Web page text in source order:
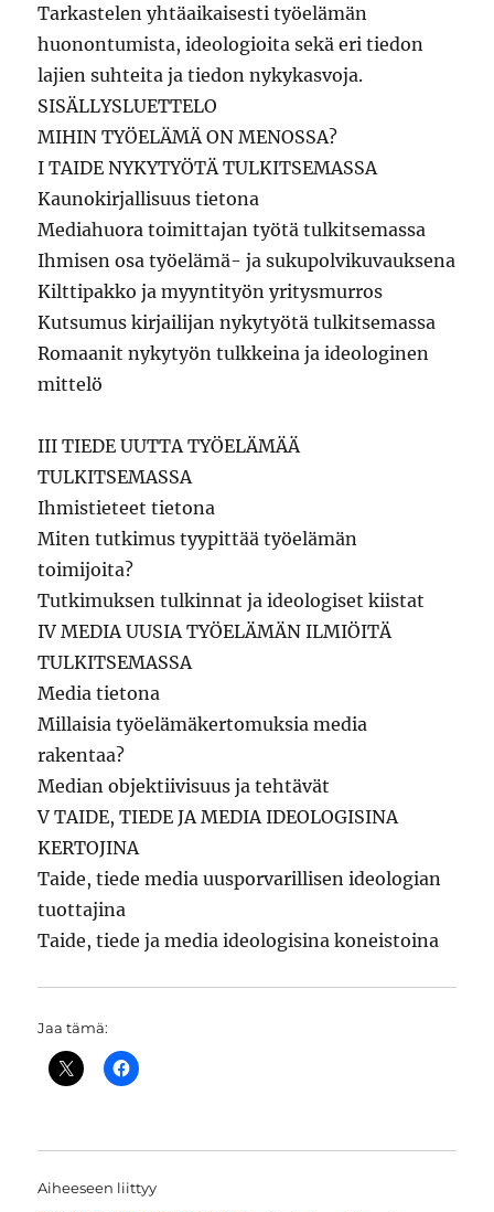
Tarkastelen yhtäaikaisesti työelämän
huonontumista, ideologioita sekä eri tiedon
lajien suhteita ja tiedon nykykasvoja.
SISÄLLYSLUETTELO
MIHIN TYÖELÄMÄ ON MENOSSA?
I TAIDE NYKYTYÖTÄ TULKITSEMASSA
Kaunokirjallisuus tietona
Mediahuora toimittajan työtä tulkitsemassa
Ihmisen osa työelämä- ja sukupolvikuvauksena
Kilttipakko ja myyntityön yritysmurros
Kutsumus kirjailijan nykytyötä tulkitsemassa
Romaanit nykytyön tulkkeina ja ideologinen
mittelö
III TIEDE UUTTA TYÖELÄMÄÄ
TULKITSEMASSA
Ihmistieteet tietona
Miten tutkimus tyypittää työelämän
toimijoita?
Tutkimuksen tulkinnat ja ideologiset kiistat
IV MEDIA UUSIA TYÖELÄMÄN ILMIÖITÄ
TULKITSEMASSA
Media tietona
Millaisia työelämäkertomuksia media
rakentaa?
Median objektiivisuus ja tehtävät
V TAIDE, TIEDE JA MEDIA IDEOLOGISINA
KERTOJINA
Taide, tiede media uusporvarillisen ideologian
tuottajina
Taide, tiede ja media ideologisina koneistoina
Jaa tämä:
Aiheeseen liittyy